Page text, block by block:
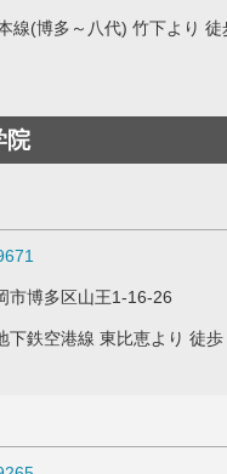
線(博多～八代) 竹下より
院
市博多区山王1-16-26
下鉄空港線 東比恵より 徒